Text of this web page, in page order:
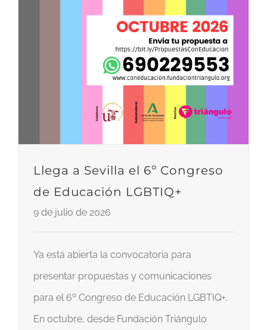
Llega a Sevilla el 6º Congreso
de Educación LGBTIQ+
9 de julio de 2026
Ya está abierta la convocatoria para
presentar propuestas y comunicaciones
para el 6º Congreso de Educación LGBTIQ+.
En octubre, desde Fundación Triángulo